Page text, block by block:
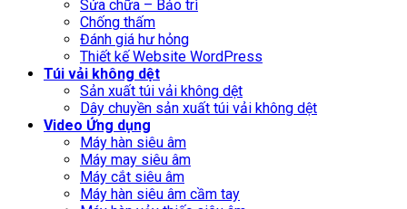
Sửa chữa – Bảo trì
Chống thấm
Đánh giá hư hỏng
Thiết kế Website WordPress
Túi vải không dệt
Sản xuất túi vải không dệt
Dây chuyền sản xuất túi vải không dệt
Video Ứng dụng
Máy hàn siêu âm
Máy may siêu âm
Máy cắt siêu âm
Máy hàn siêu âm cầm tay